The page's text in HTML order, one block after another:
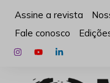
para
conteúdo
Assine a revista
Fale conosco